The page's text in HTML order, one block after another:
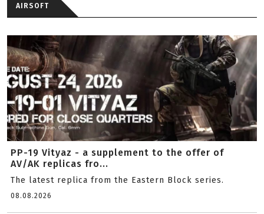
AIRSOFT
PP-19 Vityaz - a supplement to the offer of
AV/AK replicas fro...
The latest replica from the Eastern Block series.
08.08.2026